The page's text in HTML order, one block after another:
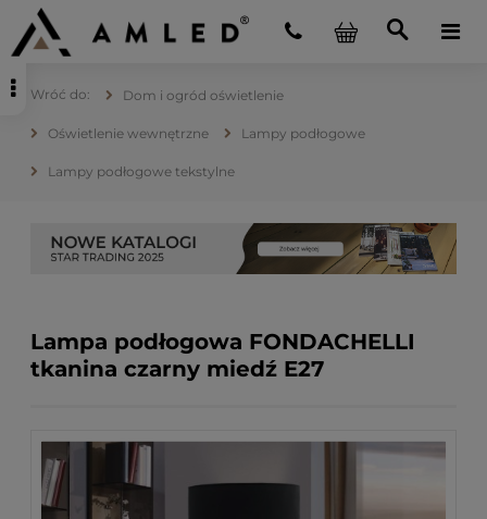
Dom i ogród oświetlenie
Oświetlenie wewnętrzne Lampy podłogowe
Lampy podłogowe tekstylne
Lampa podłogowa FONDACHELLI
tkanina czarny miedź E27